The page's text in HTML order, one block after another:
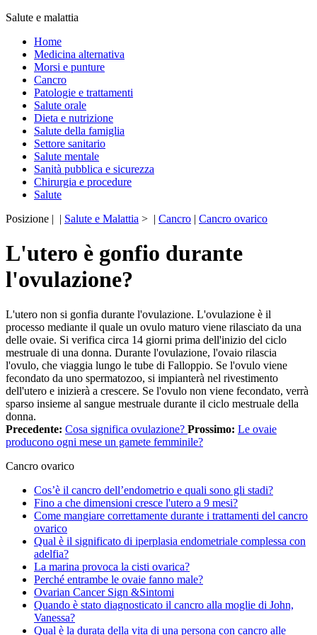
Salute e malattia
Home
Medicina alternativa
Morsi e punture
Cancro
Patologie e trattamenti
Salute orale
Dieta e nutrizione
Salute della famiglia
Settore sanitario
Salute mentale
Sanità pubblica e sicurezza
Chirurgia e procedure
Salute
Posizione | | Salute e Malattia > | Cancro | Cancro ovarico
L'utero è gonfio durante
l'ovulazione?
L'utero non si gonfia durante l'ovulazione. L'ovulazione è il
processo mediante il quale un ovulo maturo viene rilasciato da una
delle ovaie. Si verifica circa 14 giorni prima dell'inizio del ciclo
mestruale di una donna. Durante l'ovulazione, l'ovaio rilascia
l'ovulo, che viaggia lungo le tube di Falloppio. Se l'ovulo viene
fecondato da uno spermatozoo, si impianterà nel rivestimento
dell'utero e inizierà a crescere. Se l'ovulo non viene fecondato, verrà
sparso insieme al sangue mestruale durante il ciclo mestruale della
donna.
Precedente: Cosa significa ovulazione? Prossimo: Le ovaie
producono ogni mese un gamete femminile?
Cancro ovarico
Cos’è il cancro dell’endometrio e quali sono gli stadi?
Fino a che dimensioni cresce l'utero a 9 mesi?
Come mangiare correttamente durante i trattamenti del cancro
ovarico
Qual è il significato di iperplasia endometriale complessa con
adelfia?
La marina provoca la cisti ovarica?
Perché entrambe le ovaie fanno male?
Ovarian Cancer Sign &Sintomi
Quando è stato diagnosticato il cancro alla moglie di John,
Vanessa?
Qual è la durata della vita di una persona con cancro alle